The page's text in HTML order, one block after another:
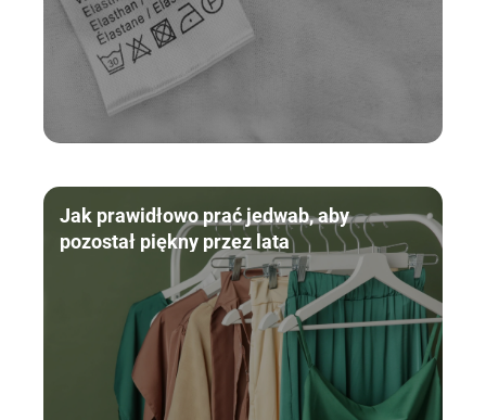
Jak prawidłowo prać jedwab, aby
pozostał piękny przez lata